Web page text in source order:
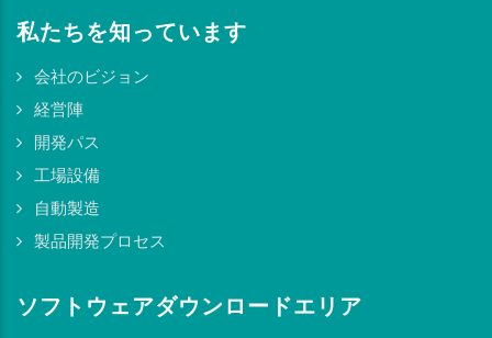
私たちを知っています
会社のビジョン
経営陣
開発パス
工場設備
自動製造
製品開発プロセス
ソフトウェアダウンロードエリア